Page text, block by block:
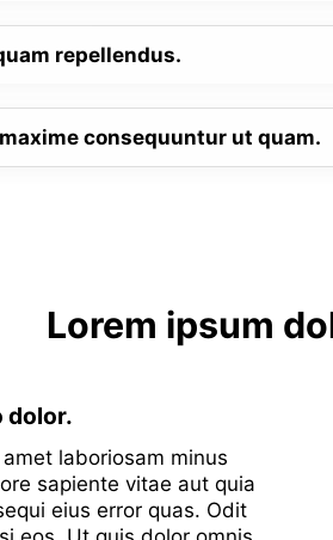
repellendus.
consequuntur ut quam.
Lorem ipsum
dolor.
laboriosam minus
sapiente vitae aut quia
eius error quas. Odit